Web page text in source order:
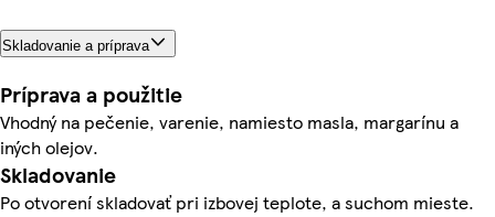
Skladovanie a príprava
Príprava a použitie
Vhodný na pečenie, varenie, namiesto masla, margarínu a
iných olejov.
Skladovanie
Po otvorení skladovať pri izbovej teplote, a suchom mieste.